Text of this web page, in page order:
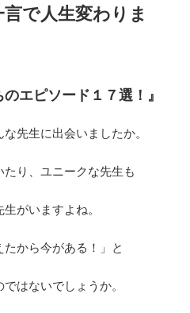
で人生変わりま
エピソード１７選！』
先生に出会いましたか。
り、ユニークな先生も
がいますよね。
から今がある！」と
はないでしょうか。